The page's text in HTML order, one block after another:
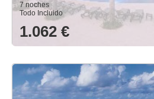
7 noches
Todo Incluido
1.062 €